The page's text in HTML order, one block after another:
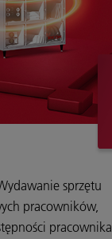
sprzętu
pracowników,
pracownika